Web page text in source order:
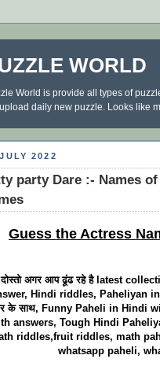
WORLD
World is provide all types of
daily new puzzle. Looks like
2022
party Dare :- Names
Guess the Actress
दोस्तो अगर आप ढूंढ रहे है latest
Hindi riddles, Paheliyan in
के साथ, Funny Paheli in Hindi
answers, Tough Hindi
riddles,fruit riddles, math
whatsapp paheli,